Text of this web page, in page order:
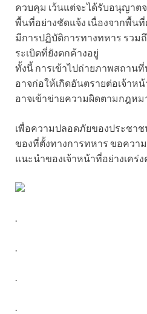
ควบคุม เว้นแต่จะได้รับอนุญาต
พื้นที่อย่างชัดแจ้ง เนื่องจากพื้น
มีการปฏิบัติการทางทหาร รวม
ระเบิดที่ยังตกค้างอยู่
ทั้งนี้ การเข้าไปถ่ายภาพสถาน
อาจก่อให้เกิดอันตรายต่อเจ้าห
อาจเข้าข่ายความผิดตามกฎห
เพื่อความปลอดภัยของประชา
ของที่ตั้งทางการทหาร ขอควา
แนะนำของเจ้าหน้าที่อย่างเคร่
.
.
.
.